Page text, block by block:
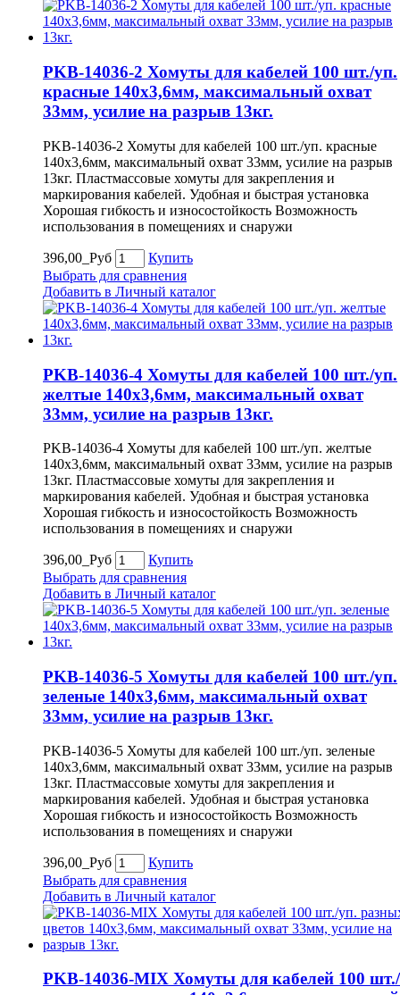
PKB-14036-2 Хомуты для кабелей 100 шт./уп.
красные 140х3,6мм, максимальный охват
33мм, усилие на разрыв 13кг.
PKB-14036-2 Хомуты для кабелей 100 шт./уп. красные
140х3,6мм, максимальный охват 33мм, усилие на разрыв
13кг. Пластмассовые хомуты для закрепления и
маркирования кабелей. Удобная и быстрая установка
Хорошая гибкость и износостойкость Возможность
использования в помещениях и снаружи
396,00_Руб
Купить
Выбрать для сравнения
Добавить в Личный каталог
PKB-14036-4 Хомуты для кабелей 100 шт./уп.
желтые 140х3,6мм, максимальный охват
33мм, усилие на разрыв 13кг.
PKB-14036-4 Хомуты для кабелей 100 шт./уп. желтые
140х3,6мм, максимальный охват 33мм, усилие на разрыв
13кг. Пластмассовые хомуты для закрепления и
маркирования кабелей. Удобная и быстрая установка
Хорошая гибкость и износостойкость Возможность
использования в помещениях и снаружи
396,00_Руб
Купить
Выбрать для сравнения
Добавить в Личный каталог
PKB-14036-5 Хомуты для кабелей 100 шт./уп.
зеленые 140х3,6мм, максимальный охват
33мм, усилие на разрыв 13кг.
PKB-14036-5 Хомуты для кабелей 100 шт./уп. зеленые
140х3,6мм, максимальный охват 33мм, усилие на разрыв
13кг. Пластмассовые хомуты для закрепления и
маркирования кабелей. Удобная и быстрая установка
Хорошая гибкость и износостойкость Возможность
использования в помещениях и снаружи
396,00_Руб
Купить
Выбрать для сравнения
Добавить в Личный каталог
PKB-14036-MIX Хомуты для кабелей 100 шт./